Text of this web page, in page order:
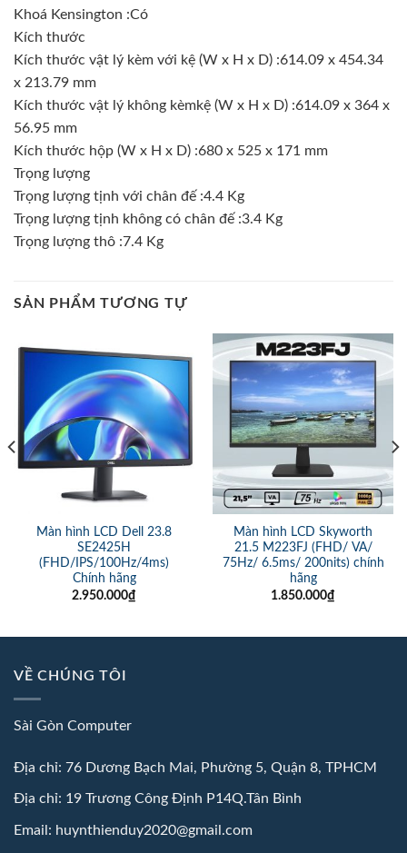
Khoá Kensington :Có
Kích thước
Kích thước vật lý kèm với kệ (W x H x D) :614.09 x 454.34
x 213.79 mm
Kích thước vật lý không kèmkệ (W x H x D) :614.09 x 364 x
56.95 mm
Kích thước hộp (W x H x D) :680 x 525 x 171 mm
Trọng lượng
Trọng lượng tịnh với chân đế :4.4 Kg
Trọng lượng tịnh không có chân đế :3.4 Kg
Trọng lượng thô :7.4 Kg
SẢN PHẨM TƯƠNG TỰ
Màn hình LCD Dell 23.8
SE2425H
(FHD/IPS/100Hz/4ms)
Chính hãng
2.950.000₫
Màn hình LCD Skyworth
21.5 M223FJ (FHD/ VA/
75Hz/ 6.5ms/ 200nits) chính
hãng
1.850.000₫
VỀ CHÚNG TÔI
Sài Gòn Computer
Địa chỉ: 76 Dương Bạch Mai, Phường 5, Quận 8, TPHCM
Địa chỉ: 19 Trương Công Định P14Q.Tân Bình
Email: huynthienduy2020@gmail.com